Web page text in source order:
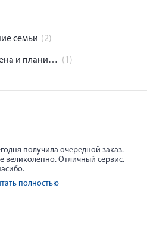
семьи (2)
личная гигиена и планирование семьи. (1)
получила очередной заказ.
великолепно. Отличный сервис.
полностью